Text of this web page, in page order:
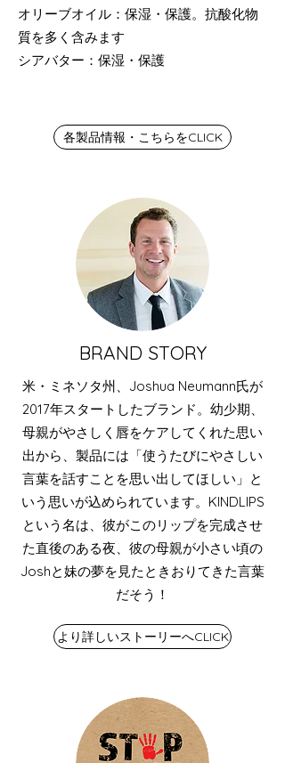
オリーブオイル：保湿・保護。抗酸化物
質を多く含みます
シアバター：保湿・保護
各製品情報・こちらをCLICK
BRAND STORY
米・ミネソタ州、Joshua Neumann氏が
2017年スタートしたブランド。幼少期、
母親がやさしく唇をケアしてくれた思い
出から、製品には「使うたびにやさしい
言葉を話すことを思い出してほしい」と
いう思いが込められています。KINDLIPS
という名は、彼がこのリップを完成させ
た直後のある夜、彼の母親が小さい頃の
Joshと妹の夢を見たときおりてきた言葉
だそう！
より詳しいストーリーへCLICK